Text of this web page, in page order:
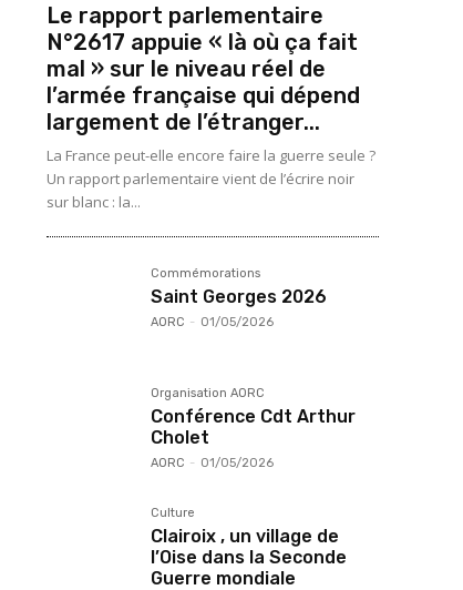
Le rapport parlementaire
N°2617 appuie « là où ça fait
mal » sur le niveau réel de
l’armée française qui dépend
largement de l’étranger...
La France peut-elle encore faire la guerre seule ?
Un rapport parlementaire vient de l’écrire noir
sur blanc : la...
Commémorations
Saint Georges 2026
AORC - 01/05/2026
Organisation AORC
Conférence Cdt Arthur
Cholet
AORC - 01/05/2026
Culture
Clairoix , un village de
l’Oise dans la Seconde
Guerre mondiale